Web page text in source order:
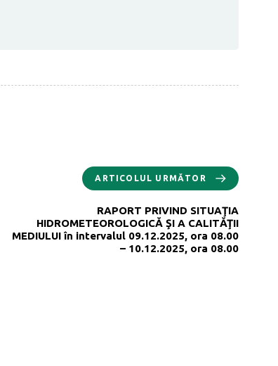
ARTICOLUL URMĂTOR
RAPORT PRIVIND SITUAŢIA
HIDROMETEOROLOGICĂ ŞI A CALITĂŢII
MEDIULUI în intervalul 09.12.2025, ora 08.00
– 10.12.2025, ora 08.00